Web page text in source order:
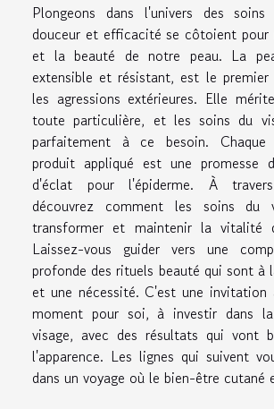
Plongeons dans l'univers des
douceur et efficacité se côtoient pour
et la beauté de notre peau. La
extensible et résistant, est le
les agressions extérieures. Elle
toute particulière, et les soins du
parfaitement à ce besoin. Chaque
produit appliqué est une promesse
d'éclat pour l'épiderme. À
découvrez comment les soins du
transformer et maintenir la vitalité
Laissez-vous guider vers une
profonde des rituels beauté qui sont à
et une nécessité. C'est une invitation
moment pour soi, à investir dans
visage, avec des résultats qui vont
l'apparence. Les lignes qui suivent
dans un voyage où le bien-être cutané